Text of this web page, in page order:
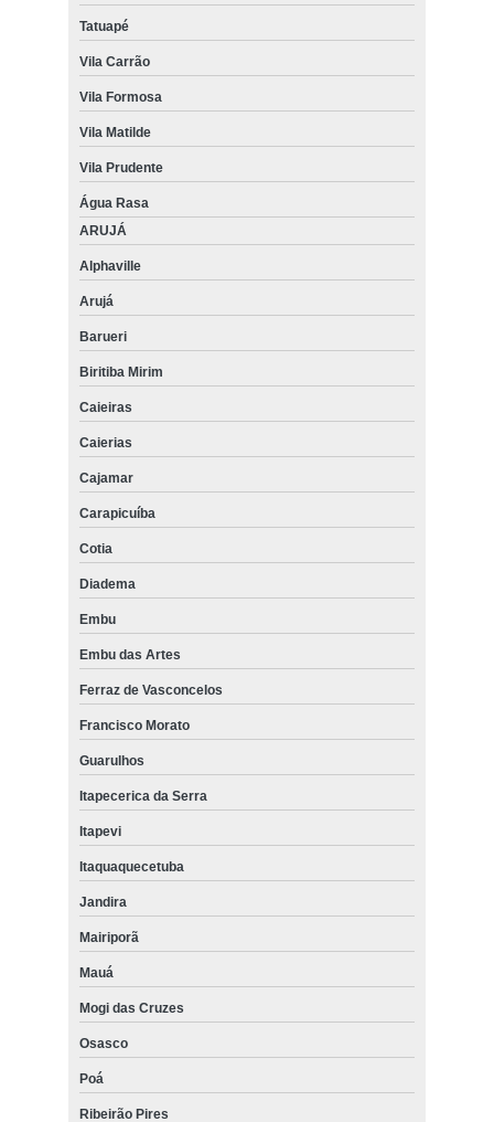
Tatuapé
Vila Carrão
Vila Formosa
Vila Matilde
Vila Prudente
Água Rasa
ARUJÁ
Alphaville
Arujá
Barueri
Biritiba Mirim
Caieiras
Caierias
Cajamar
Carapicuíba
Cotia
Diadema
Embu
Embu das Artes
Ferraz de Vasconcelos
Francisco Morato
Guarulhos
Itapecerica da Serra
Itapevi
Itaquaquecetuba
Jandira
Mairiporã
Mauá
Mogi das Cruzes
Osasco
Poá
Ribeirão Pires